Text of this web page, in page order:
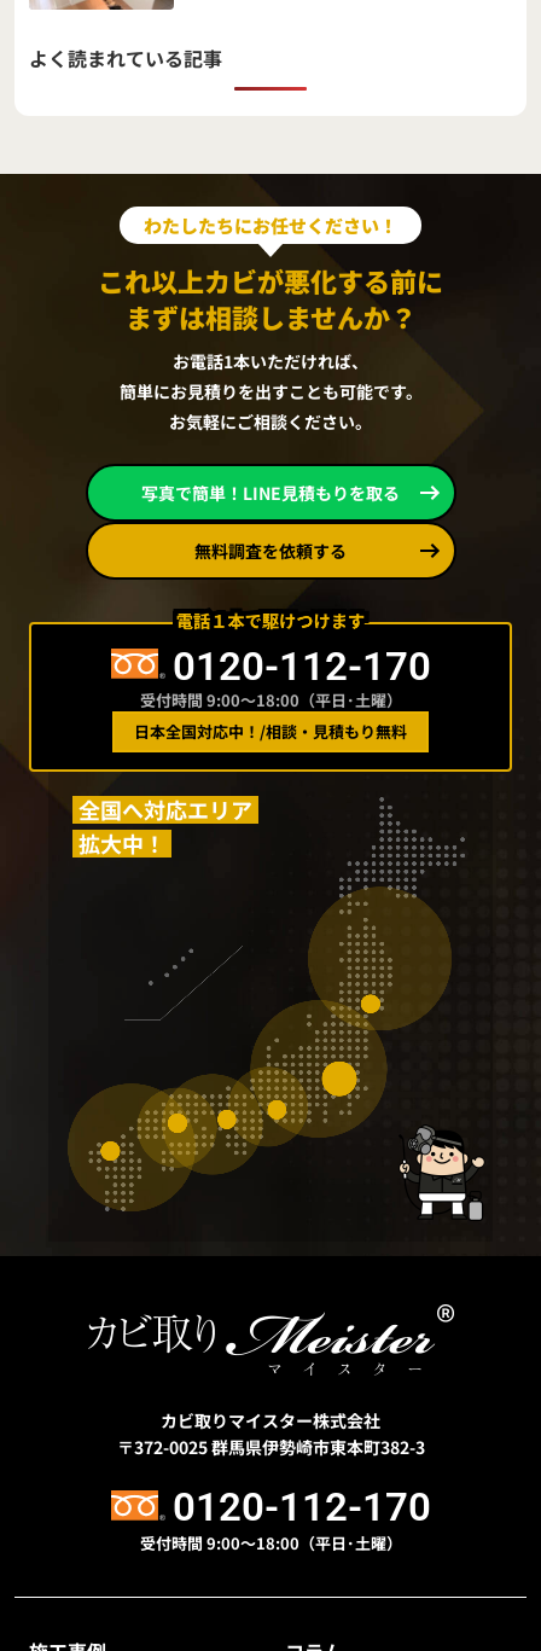
よく読まれている記事
わたしたちにお任せください！
これ以上カビが悪化する前に
まずは相談しませんか？
お電話1本いただければ、
簡単にお見積りを出すことも可能です。
お気軽にご相談ください。
写真で簡単！LINE見積もりを取る
無料調査を依頼する
日本全国対応中！ /相談・見積もり無料
0120-112-170
受付時間 9:00〜18:00（平日･土曜）
全国へ対応エリア
拡大中！
カビ取りマイスター株式会社
〒372-0025群馬県伊勢崎市東本町382-3
0120-112-170
受付時間 9:00〜18:00（平日･土曜）